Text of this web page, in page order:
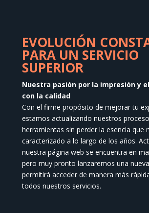
la
página
producto
EVOLUCIÓN
PARA UN SERVICIO
SUPERIOR
Nuestra pasión por la impresión y
con la calidad
Con el firme propósito de mejorar tu
estamos actualizando nuestros
herramientas sin perder la esencia que
caracterizado a lo largo de los años.
nuestra página web se encuentra en
pero muy pronto lanzaremos una
permitirá acceder de manera más
todos nuestros servicios.